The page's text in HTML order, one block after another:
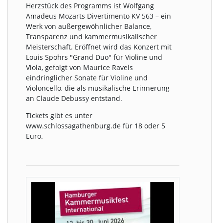
Herzstück des Programms ist Wolfgang
Amadeus Mozarts Divertimento KV 563 – ein
Werk von außergewöhnlicher Balance,
Transparenz und kammermusikalischer
Meisterschaft. Eröffnet wird das Konzert mit
Louis Spohrs "Grand Duo" für Violine und
Viola, gefolgt von Maurice Ravels
eindringlicher Sonate für Violine und
Violoncello, die als musikalische Erinnerung
an Claude Debussy entstand.
Tickets gibt es unter
www.schlossagathenburg.de für 18 oder 5
Euro.